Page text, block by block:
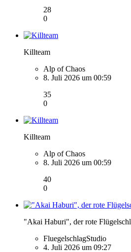
28
0
Killteam
Alp of Chaos
8. Juli 2026 um 00:59
35
0
Killteam
Alp of Chaos
8. Juli 2026 um 00:59
40
0
"Akai Haburi", der rote
FluegelschlagStudio
4. Juli 2026 um 09:27